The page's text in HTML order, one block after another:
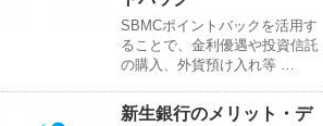
SBMCポイントバックを活用す
ることで、金利優遇や投資信託
の購入、外貨預け入れ等 …
新生銀行のメリット・デ